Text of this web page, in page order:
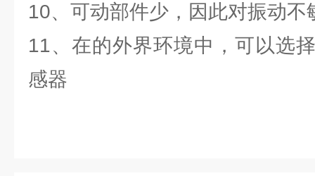
10、可动部件少，因此对振动不
11、在的外界环境中，可以选
感器